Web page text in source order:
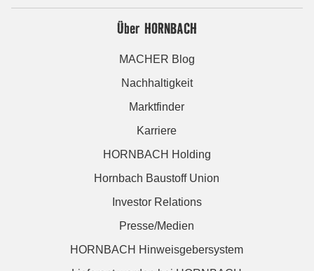
Über HORNBACH
MACHER Blog
Nachhaltigkeit
Marktfinder
Karriere
HORNBACH Holding
Hornbach Baustoff Union
Investor Relations
Presse/Medien
HORNBACH Hinweisgebersystem